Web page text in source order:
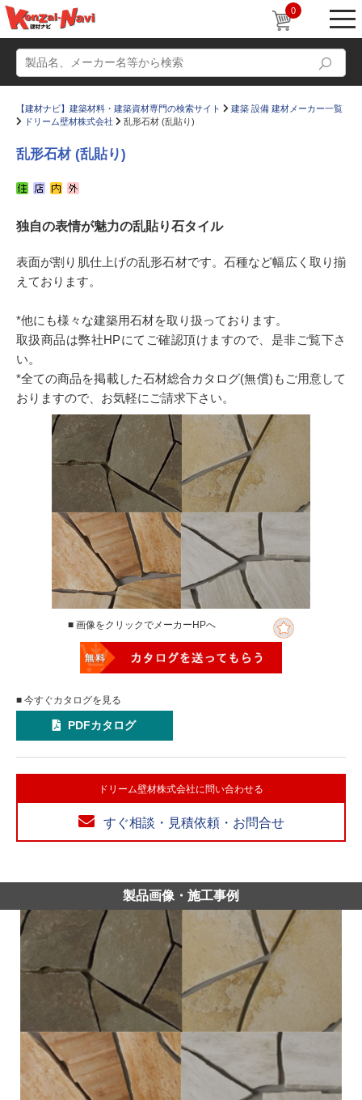
0
かたなび コラム
すまいリング 設計士インタビュー
Q＆A
お気に入り
【建材ナビ】建築材料・建築資材専門の検索サイト
建築 設備 建材メーカー一覧
ドリーム壁材株式会社
乱形石材 (乱貼り)
乱形石材 (乱貼り)
独自の表情が魅力の乱貼り石タイル
表面が割り肌仕上げの乱形石材です。石種など幅広く取り揃
えております。
*他にも様々な建築用石材を取り扱っております。
取扱商品は弊社HPにてご確認頂けますので、是非ご覧下さ
い。
*全ての商品を掲載した石材総合カタログ(無償)もご用意して
おりますので、お気軽にご請求下さい。
■ 画像をクリックでメーカーHPへ
■ 今すぐカタログを見る
PDFカタログ
ドリーム壁材株式会社に問い合わせる
すぐ相談・見積依頼・お問合せ
製品画像・施工事例